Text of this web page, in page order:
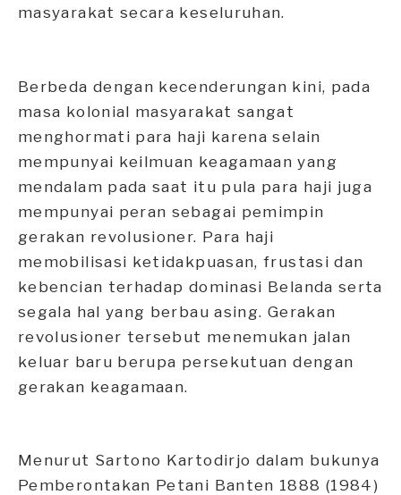
masyarakat secara keseluruhan.
Berbeda dengan kecenderungan kini, pada
masa kolonial masyarakat sangat
menghormati para haji karena selain
mempunyai keilmuan keagamaan yang
mendalam pada saat itu pula para haji juga
mempunyai peran sebagai pemimpin
gerakan revolusioner. Para haji
memobilisasi ketidakpuasan, frustasi dan
kebencian terhadap dominasi Belanda serta
segala hal yang berbau asing. Gerakan
revolusioner tersebut menemukan jalan
keluar baru berupa persekutuan dengan
gerakan keagamaan.
Menurut Sartono Kartodirjo dalam bukunya
Pemberontakan Petani Banten 1888 (1984)